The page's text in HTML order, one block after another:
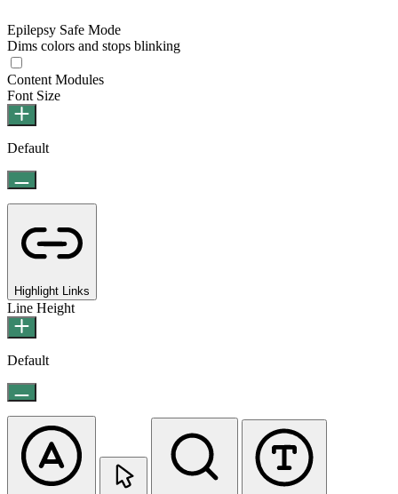
Epilepsy Safe Mode
Dims colors and stops blinking
Content Modules
Font Size
Default
Highlight Links
Line Height
Default